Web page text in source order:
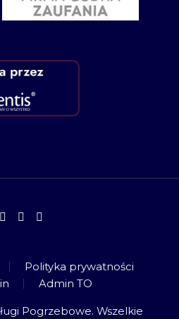
Polityka prywatności
Admin TO
Pogrzebowe. Wszelkie